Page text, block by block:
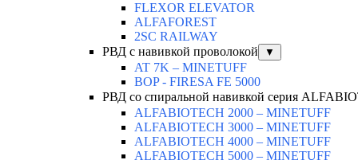
FLEXOR ELEVATOR
ALFAFOREST
2SC RAILWAY
РВД с навивкой проволокой
▼
AT 7K – MINETUFF
BOP - FIRESA FE 5000
РВД со спиральной навивкой серия
ALFABIOTECH 2000 – MINETUFF
ALFABIOTECH 3000 – MINETUFF
ALFABIOTECH 4000 – MINETUFF
ALFABIOTECH 5000 – MINETUFF